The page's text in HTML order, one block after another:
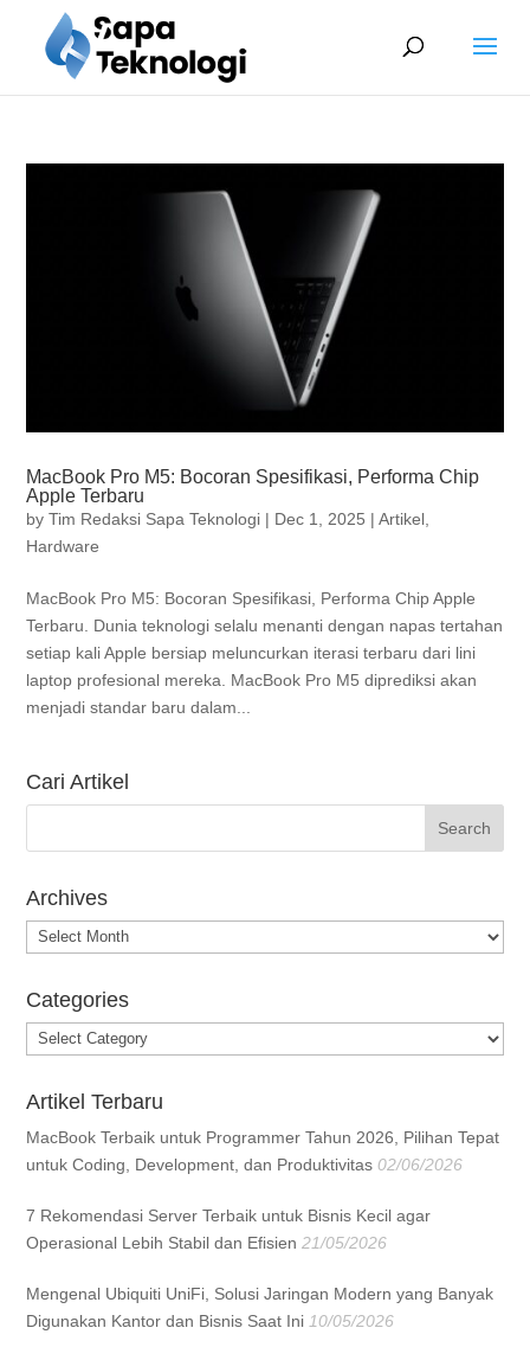
MacBook Pro M5: Bocoran Spesifikasi, Performa Chip
Apple Terbaru
byTim Redaksi Sapa Teknologi | Dec 1, 2025 |Artikel
Hardware
MacBook Pro M5: Bocoran Spesifikasi, Performa Chip Apple
Terbaru. Dunia teknologi selalu menanti dengan napas tertahan
setiap kali Apple bersiap meluncurkan iterasi terbaru dari lini
laptop profesional mereka. MacBook Pro M5 diprediksi akan
menjadi standar baru dalam...
Cari Artikel
Archives
Archives
Categories
Categories
Artikel Terbaru
MacBook Terbaik untuk Programmer Tahun 2026, Pilihan Tepat
untuk Coding, Development, dan Produktivitas 02/06/2026
7 Rekomendasi Server Terbaik untuk Bisnis Kecil agar
Operasional Lebih Stabil dan Efisien 21/05/2026
Mengenal Ubiquiti UniFi, Solusi Jaringan Modern yang Banyak
Digunakan Kantor dan Bisnis Saat Ini 10/05/2026